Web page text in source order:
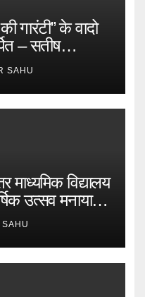
गारंटी” के वादो
– सतीष
SAHU
माध्यमिक विद्यालय
उत्सव मनाया
जनपद
SAHU